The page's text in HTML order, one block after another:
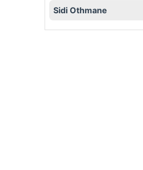
Sidi Othmane